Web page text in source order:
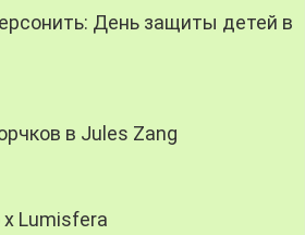
День защиты детей в
в Jules Zang
Lumisfera